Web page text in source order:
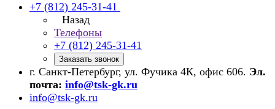
+7 (812) 245-31-41
Назад
Телефоны
+7 (812) 245-31-41
Заказать звонок
г. Санкт-Петербург, ул. Фучика 4К, офис 606. Эл.
почта: info@tsk-gk.ru
info@tsk-gk.ru